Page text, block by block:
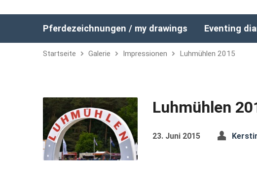
Pferdezeichnungen / my drawings Eventing
Startseite Galerie Impressionen Luhmühlen 2015
Luhmühlen
23. Juni 2015